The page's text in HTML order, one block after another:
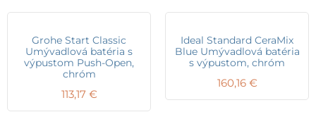
Grohe Start Classic
Umývadlová batéria s
výpustom Push-Open,
chróm
113,17 €
Ideal Standard CeraMix
Blue Umývadlová batéria
s výpustom, chróm
160,16 €